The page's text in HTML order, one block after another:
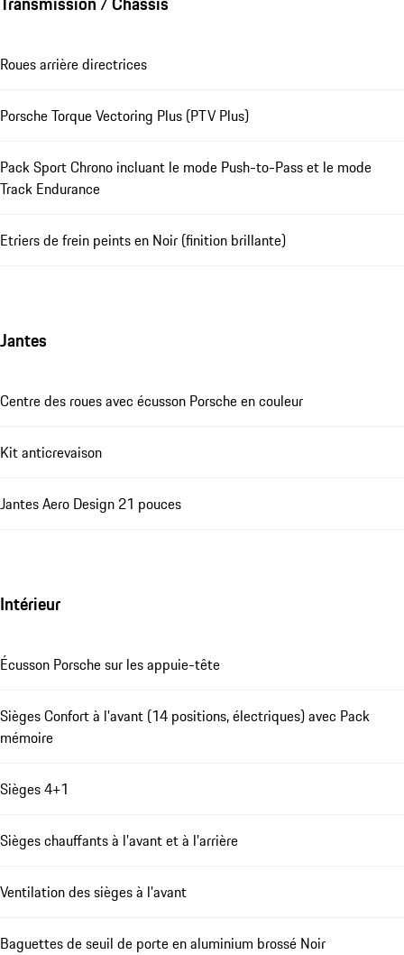
Roues arrière directrices
Porsche Torque Vectoring Plus (PTV Plus)
Pack Sport Chrono incluant le mode Push-to-Pass et le mode
Track Endurance
Etriers de frein peints en Noir (finition brillante)
Jantes
Centre des roues avec écusson Porsche en couleur
Kit anticrevaison
Jantes Aero Design 21 pouces
Intérieur
Écusson Porsche sur les appuie-tête
Sièges Confort à l'avant (14 positions, électriques) avec Pack
mémoire
Sièges 4+1
Sièges chauffants à l'avant et à l'arrière
Ventilation des sièges à l'avant
Baguettes de seuil de porte en aluminium brossé Noir